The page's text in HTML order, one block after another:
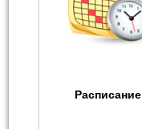
Расписание